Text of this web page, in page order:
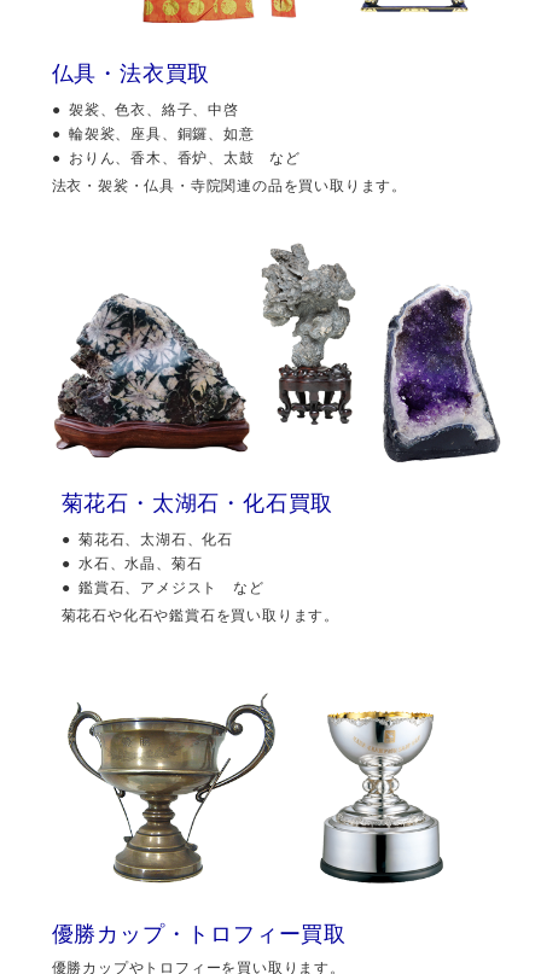
仏具・法衣買取
袈裟、色衣、絡子、中啓
輪袈裟、座具、銅鑼、如意
おりん、香木、香炉、太鼓 など
法衣・袈裟・仏具・寺院関連の品を買い取ります。
菊花石・太湖石・化石買取
菊花石、太湖石、化石
水石、水晶、菊石
鑑賞石、アメジスト など
菊花石や化石や鑑賞石を買い取ります。
優勝カップ・トロフィー買取
優勝カップやトロフィーを買い取ります。